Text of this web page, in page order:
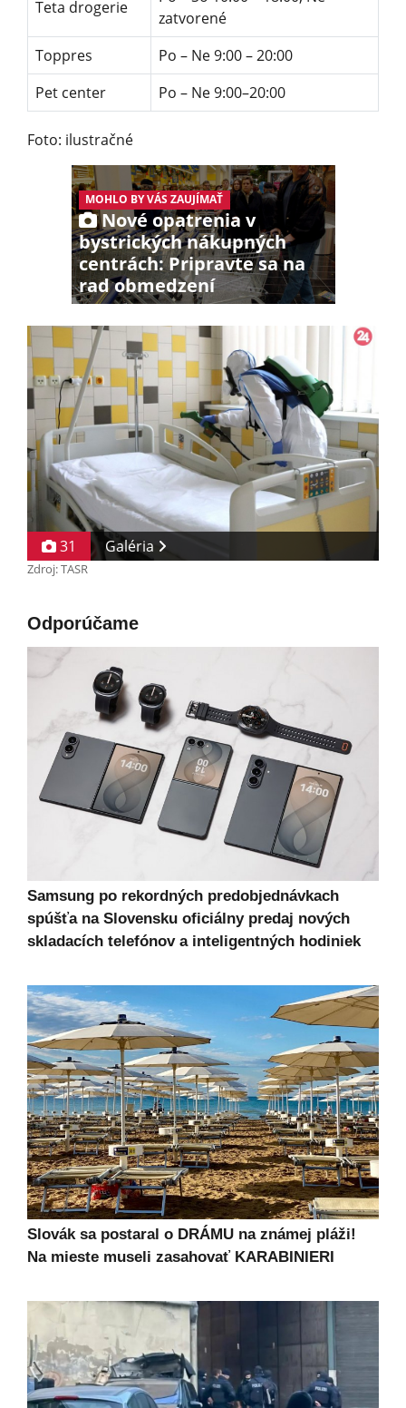
Teta drogerie
zatvorené
Toppres
Po – Ne 9:00 – 20:00
Pet center
Po – Ne 9:00–20:00
Foto: ilustračné
MOHLO BY VÁS ZAUJÍMAŤ
Nové opatrenia v
bystrických nákupných
centrách: Pripravte sa na
rad obmedzení
31 Galéria
Zdroj: TASR
Odporúčame
Samsung po rekordných predobjednávkach
spúšťa na Slovensku oficiálny predaj nových
skladacích telefónov a inteligentných hodiniek
Slovák sa postaral o DRÁMU na známej pláži!
Na mieste museli zasahovať KARABINIERI